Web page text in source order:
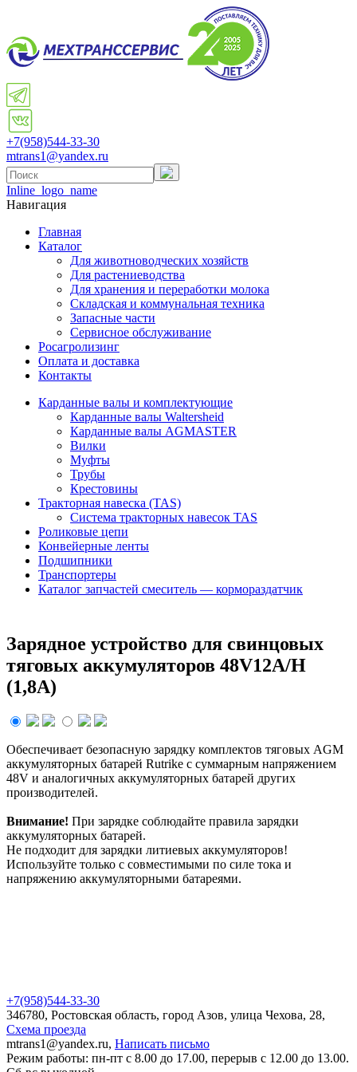
+7(958)544-33-30
mtrans1@yandex.ru
Inline_logo_name
Навигация
Главная
Каталог
Для животноводческих хозяйств
Для растениеводства
Для хранения и переработки молока
Складская и коммунальная техника
Запасные части
Cервисное обслуживание
Росагролизинг
Оплата и доставка
Контакты
Карданные валы и комплектующие
Карданные валы Waltersheid
Карданные валы AGMASTER
Вилки
Муфты
Трубы
Крестовины
Тракторная навеска (TAS)
Система тракторных навесок TAS
Роликовые цепи
Конвейерные ленты
Подшипники
Транспортеры
Каталог запчастей смеситель — кормораздатчик
Зарядное устройство для свинцовых
тяговых аккумуляторов 48V12A/H
(1,8A)
Обеспечивает безопасную зарядку комплектов тяговых AGM
аккумуляторных батарей Rutrike с суммарным напряжением
48V и аналогичных аккумуляторных батарей других
производителей.
Внимание! При зарядке соблюдайте правила зарядки
аккумуляторных батарей.
Не подходит для зарядки литиевых аккумуляторов!
Используйте только с совместимыми по силе тока и
напряжению аккумуляторными батареями.
+7(958)544-33-30
346780, Ростовская область, город Азов, улица Чехова, 28,
Схема проезда
mtrans1@yandex.ru, Написать письмо
Режим работы: пн-пт с 8.00 до 17.00, перерыв с 12.00 до 13.00.